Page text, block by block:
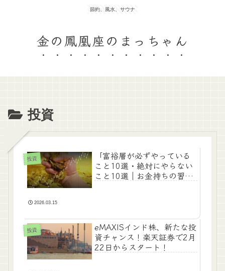
節約、風水、サウナ
金の鳳凰座のまっちゃん
投資
投資
「富裕層が必ずやっている
こと10選・絶対にやらない
こと10選｜お金持ちの習慣
2026.03.15
投資
eMAXISインド株、新たな投
資チャンス！楽天証券で2月
22日からスタート！